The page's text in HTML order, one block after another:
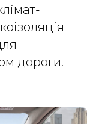
дороги.